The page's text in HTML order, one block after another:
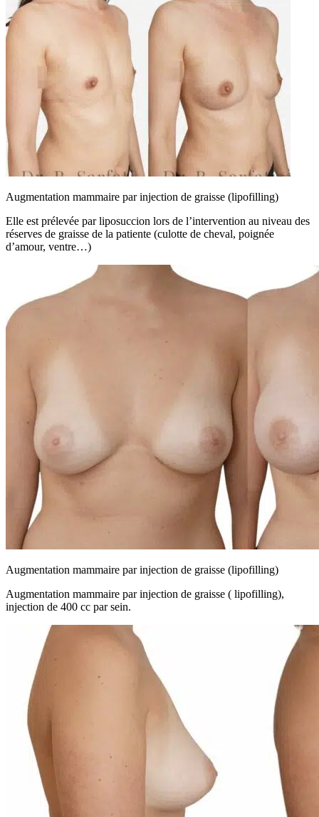
Augmentation mammaire par injection de graisse (lipofilling)
Elle est prélevée par liposuccion lors de l’intervention au niveau des
réserves de graisse de la patiente (culotte de cheval, poignée
d’amour, ventre…)
Augmentation mammaire par injection de graisse (lipofilling)
Augmentation mammaire par injection de graisse ( lipofilling),
injection de 400 cc par sein.